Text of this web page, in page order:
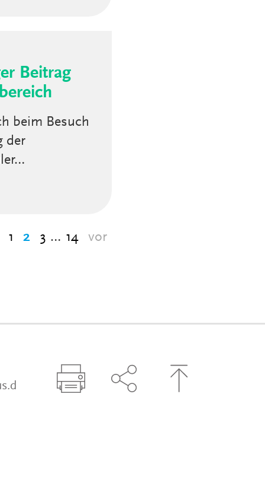
Beitrag
beim Besuch
der
1 2 3 … 14 vor